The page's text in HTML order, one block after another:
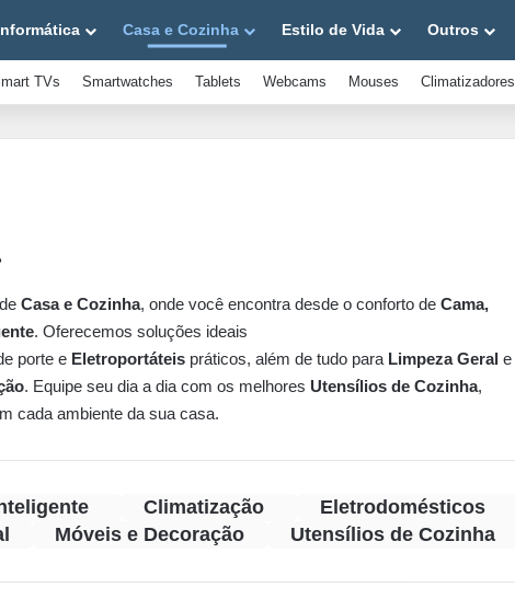
Casa e Cozinha Estilo de Vida Outros
TVs Smartwatches Tablets Webcams Mouses Climatizadores
Casa e Cozinha, onde você encontra desde o conforto de Cama,
. Oferecemos soluções ideais
porte e Eletroportáteis práticos, além de tudo para Limpeza Geral e
. Equipe seu dia a dia com os melhores Utensílios de Cozinha,
cada ambiente da sua casa.
Climatização
Eletrodomésticos
Móveis e Decoração Utensílios de Cozinha